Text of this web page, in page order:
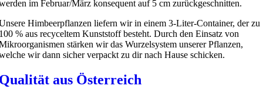
im Februar/März konsequent auf 5 cm zurückgeschnitten.
Himbeerpflanzen liefern wir in einem 3-Liter-Container, der zu
% aus recyceltem Kunststoff besteht. Durch den Einsatz von
stärken wir das Wurzelsystem unserer Pflanzen,
wir dann sicher verpackt zu dir nach Hause schicken.
aus Österreich